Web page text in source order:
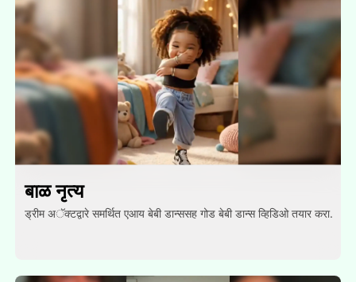
बाळ नृत्य
ड्रीम अॅक्टद्वारे समर्थित एआय बेबी डान्ससह गोड बेबी डान्स व्हिडिओ तयार करा.